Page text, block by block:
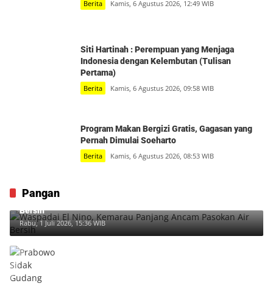
Berita Kamis, 6 Agustus 2026, 12:49 WIB
Siti Hartinah : Perempuan yang Menjaga
Indonesia dengan Kelembutan (Tulisan
Pertama)
Berita Kamis, 6 Agustus 2026, 09:58 WIB
Program Makan Bergizi Gratis, Gagasan yang
Pernah Dimulai Soeharto
Berita Kamis, 6 Agustus 2026, 08:53 WIB
Pangan
Waspadai El Nino, Kemarau Panjang Ancam Pasokan Air
Bersih
Rabu, 1 Juli 2026, 15:36 WIB